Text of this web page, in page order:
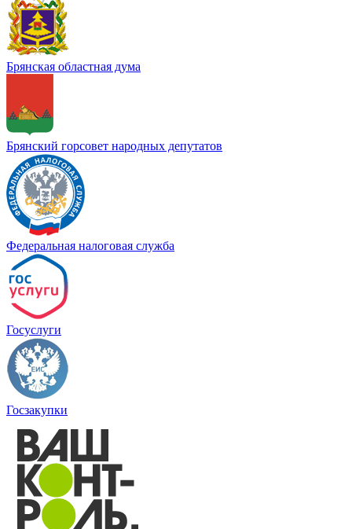
Брянская областная дума
Брянский горсовет народных депутатов
Федеральная налоговая служба
Госуслуги
Госзакупки